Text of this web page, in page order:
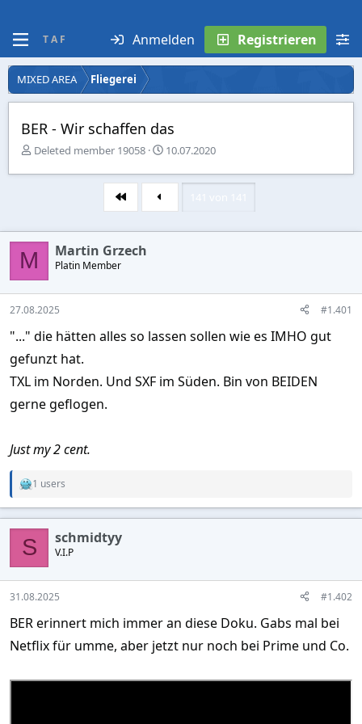
T A F Anmelden Registrieren
MIXED AREA Fliegerei
BER - Wir schaffen das
E
s
l
e
r
Deleted member 19058
E
s
e
l
10.07.2020
Erste
M Martin Grzech
Platin Member
27.08.2025 #1.401
"..." die hätten alles so lassen sollen wie es IMHO gut
gefunzt hat.
TXL im Norden. Und SXF im Süden. Bin von BEIDEN
gerne geflogen.
Just my 2 cent.
R
c
o
n
s
:
1 users
S schmidtyy
V.I.P
31.08.2025 #1.402
BER erinnert mich immer an diese Doku. Gabs mal bei
Netflix für umme, aber jetzt nur noch bei Prime und Co.